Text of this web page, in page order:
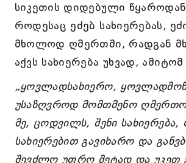
სიკეთის დიდებული
როდესაც ეძებ სახიერებას,
მხოლოდ ღმერთში, რადგან
აქვს სახიერება უხვად,
„ყოვლადსახიერო,
უსაზღვროდ მომთმენო
მე, ცოდვილს, შენი სახიერება,
სახიერებით გავიხარო და
შევძლო უფრო მეტად და უკეთ